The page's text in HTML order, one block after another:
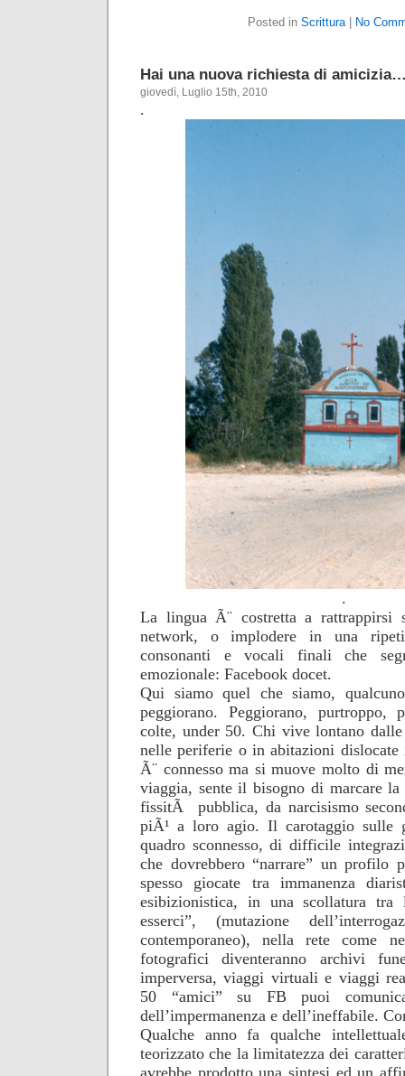
Posted in Scrittura| No
Hai una nuova richiesta di
giovedì, Luglio 15th, 2010
.
.
La lingua Ã¨ costretta a rattrappirsi
network, o implodere in una
consonanti e vocali finali che
emozionale: Facebook docet.
Qui siamo quel che siamo,
peggiorano. Peggiorano, purtroppo,
colte, under 50. Chi vive lontano
nelle periferie o in abitazioni dislocate
Ã¨ connesso ma si muove molto di
viaggia, sente il bisogno di marcare
fissitÃ pubblica, da narcisismo
piÃ¹ a loro agio. Il carotaggio sulle
quadro sconnesso, di difficile
che dovrebbero “narrare” un profilo
spesso giocate tra immanenza
esibizionistica, in una scollatura tra
esserci”, (mutazione
contemporaneo), nella rete come
fotografici diventeranno archivi
imperversa, viaggi virtuali e viaggi
50 “amici” su FB puoi
dell’impermanenza e dell’ineffabile.
Qualche anno fa qualche
teorizzato che la limitatezza dei
avrebbe prodotto una sintesi ed un